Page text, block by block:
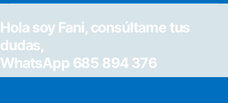
Hola soy Fani, consúltame tus
dudas,
WhatsApp 685 894 376